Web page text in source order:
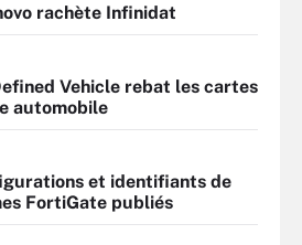
rachète Infinidat
Vehicle rebat les cartes
automobile
et identifiants de
FortiGate publiés